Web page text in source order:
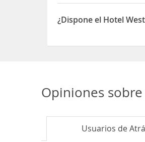
Sí, el Hotel West Park
¿Dispone el Hotel
Opiniones sobre
Usuarios de